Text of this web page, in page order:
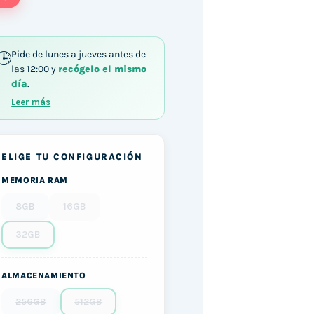
Pide de lunes a jueves antes de
las 12:00 y recógelo el mismo
día.
Leer más
ELIGE TU CONFIGURACIÓN
MEMORIA RAM
8GB 16GB
32GB
ALMACENAMIENTO
256GB 512GB